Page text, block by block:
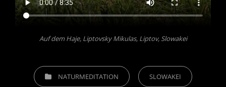
Auf dem Haje, Liptovsky Mikulas, Liptov, Slowakei
CATEGORIESNATURMEDITATION SLOWAKEI